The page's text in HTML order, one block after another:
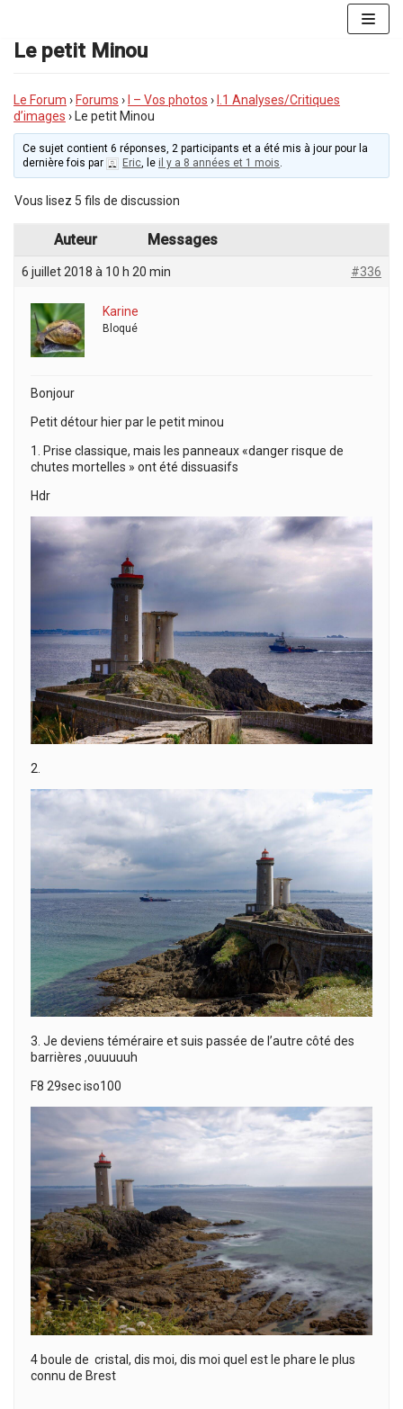
au
contenu
Le petit Minou
Le Forum › Forums › I – Vos photos ›
I.1 Analyses/Critiques
d’images › Le petit Minou
Ce sujet contient 6 réponses, 2 participants et a été mis à jour pour la
dernière fois par
Eric, le il y a 8 années et 1 mois.
Vous lisez 5 fils de discussion
Auteur Messages
6 juillet 2018 à 10 h 20 min #336
Karine
Bloqué
Bonjour
Petit détour hier par le petit minou
1. Prise classique, mais les panneaux «danger risque de
chutes mortelles » ont été dissuasifs
Hdr
2.
3. Je deviens téméraire et suis passée de l’autre côté des
barrières ,ouuuuuh
F8 29sec iso100
4 boule de cristal, dis moi, dis moi quel est le phare le plus
connu de Brest